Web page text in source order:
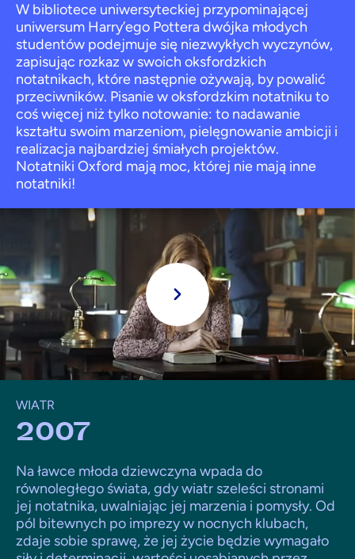
W bibliotece uniwersyteckiej przypominającej
uniwersum Harry’ego Pottera dwójka młodych
studentów podejmuje się niezwykłych wyczynów,
zapisując rozkaz w swoich oksfordzkich
notatnikach, które następnie ożywają, by powalić
przeciwników. Pisanie w oksfordzkim notatniku to
coś więcej niż tylko notowanie: to nadawanie
kształtu swoim marzeniom, pielęgnowanie ambicji i
realizacja najbardziej śmiałych projektów.
Notatniki Oxford mają moc, której nie mają inne
notatniki!
Grać
WIATR
2007
Na ławce młoda dziewczyna wpada do
równoległego świata, gdy wiatr szeleści stronami
jej notatnika, uwalniając jej marzenia i pomysły. Od
pól bitewnych po imprezy w nocnych klubach,
zdaje sobie sprawę, że jej życie będzie wymagało